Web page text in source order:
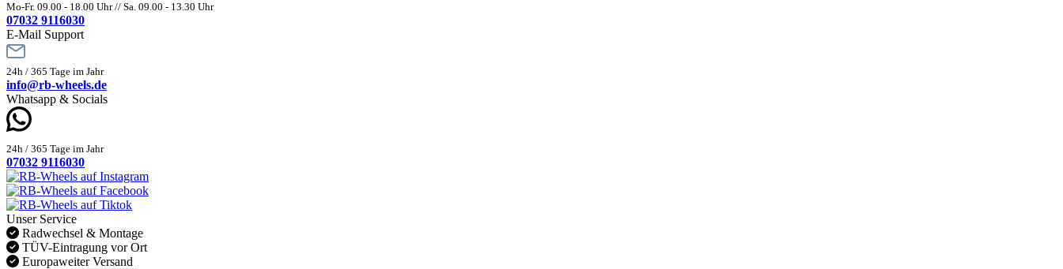
Mo-Fr. 09.00 - 18.00 Uhr // Sa. 09.00 - 13.30 Uhr
07032 9116030
E-Mail Support
24h / 365 Tage im Jahr
info@rb-wheels.de
Whatsapp & Socials
24h / 365 Tage im Jahr
07032 9116030
Unser Service
Radwechsel & Montage
TÜV-Eintragung vor Ort
Europaweiter Versand